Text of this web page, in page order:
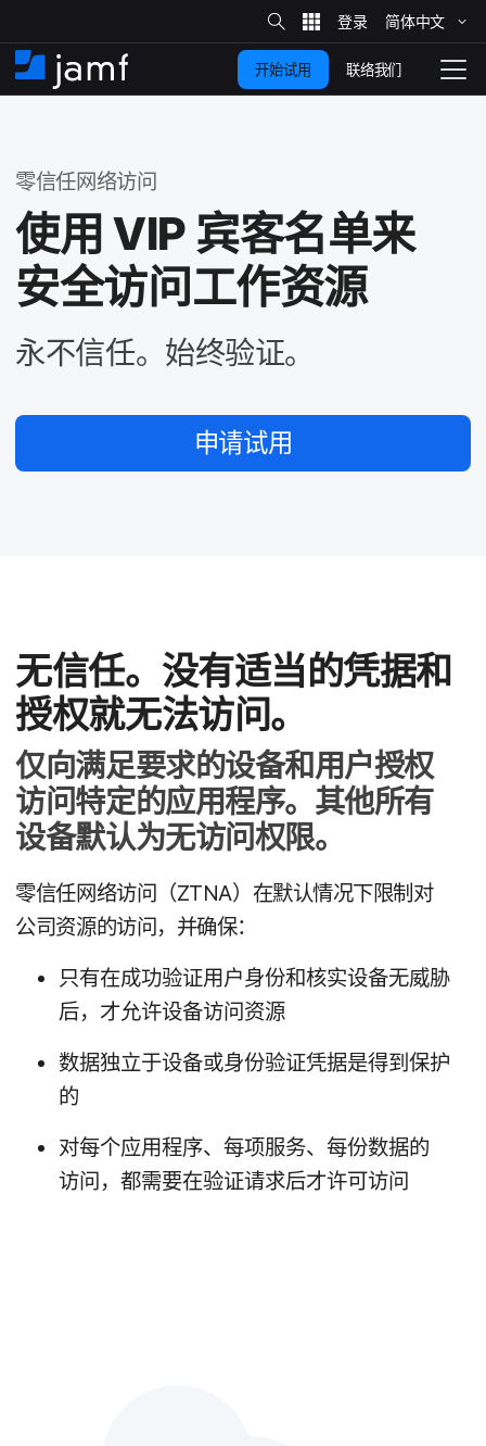
​
至
​
内
容
站
​内
​搜
索
简体​中文
首
​
拨
动
开始试用 联络我们
零信任​网络​访问
使用 VIP 宾​客​名​单来​
安全​访问​工作​资源
永​不​信任。​始​终验证。
申请​试用
无​信任。​没有​适当​的​凭据​和​
授权​就​无法​访问。
仅​向​满足​要求​的​设备​和​用户​授权​
访问​特定​的​应用​程序。​其他​所有​
设备​默​认为​无​访问​权限。
零信任​网络​访问​（ZTNA）​在​默认​情况​下​限制​对​
公司​资源​的​访问，​并确​保：
只​有​在​成​功验​证​用​户​身份​和​核实​设备​无威胁​
后，​才​允许​设备​访问​资源
数​据​独立于​设备​或​身份验证​凭据​是​得到​保护​
的
对​每​个​应用​程序、​每​项​服务、​每份​数据​的​
访问，​都​需要​在​验证​请​求后​才​许​可​访问